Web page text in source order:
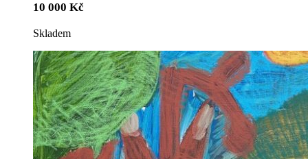
10 000 Kč
Skladem